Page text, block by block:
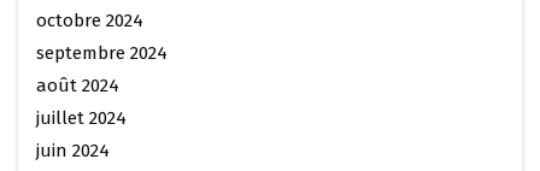
octobre 2024
septembre 2024
août 2024
juillet 2024
juin 2024